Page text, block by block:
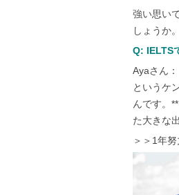
強い思い
しょうか。
Q: IELTS
Ayaさん：
というケ
んです。
た大きな
＞＞1年